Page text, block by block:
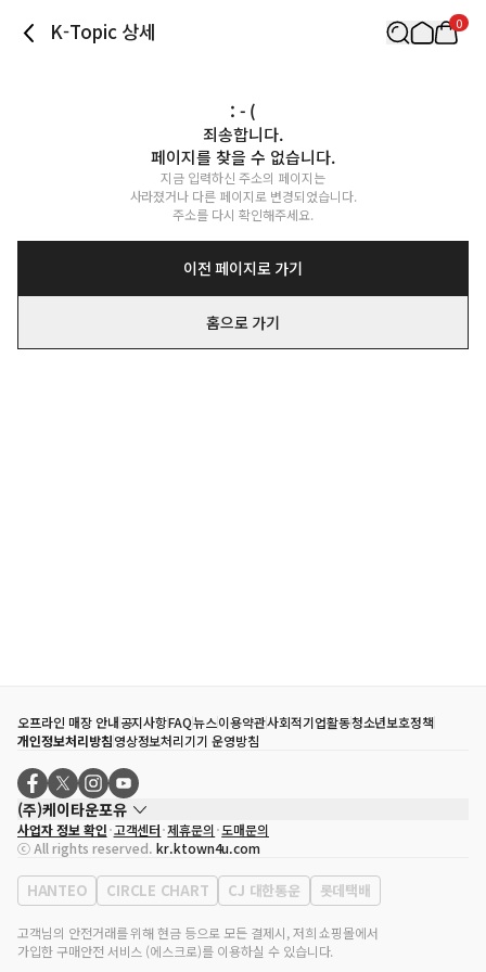
K-Topic 상세 0
: - (
죄송합니다.
페이지를 찾을 수 없습니다.
지금 입력하신 주소의 페이지는
사라졌거나 다른 페이지로 변경되었습니다.
주소를 다시 확인해주세요.
이전 페이지로 가기
홈으로 가기
오프라인 매장 안내공지사항FAQ뉴스이용약관사회적기업활동청소년보호정책
개인정보처리방침영상정보처리기기 운영방침
(주)케이타운포유
대표자
송효민
사업자등록번호
120-87-71116
통신판매업 신고번호 제2011-서울강남-02223
대표전화
02-552-9855
사업자 정보 확인 고객센터 제휴문의 도매문의
ⓒ All rights reserved. kr.ktown4u.com
HANTEO CIRCLE CHART CJ 대한통운 롯데택배
고객님의 안전거래를 위해 현금 등으로 모든 결제시, 저희 쇼핑몰에서
가입한 구매안전 서비스 (에스크로)를 이용하실 수 있습니다.